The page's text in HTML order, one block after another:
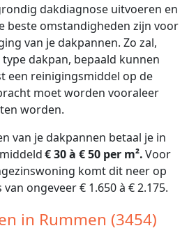
dakdiagnose uitvoeren en
beste omstandigheden zijn voor
van je dakpannen. Zo zal,
dakpan, bepaald kunnen
een reinigingsmiddel op de
moet worden vooraleer
worden.
van je dakpannen betaal je in
€ 30 à € 50 per m².Voor
komt dit neer op
ongeveer € 1.650 à € 2.175.
in Rummen (3454)